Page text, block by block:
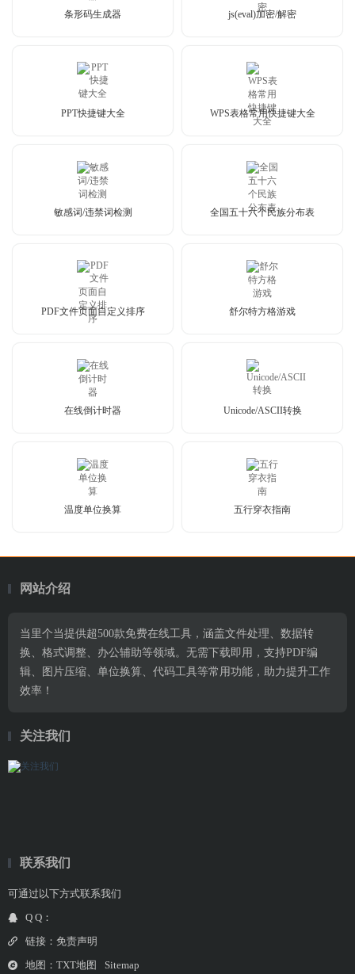
条形码生成器 js(eval)加密/解密
PPT快捷键大全 WPS表格常用快捷键大全
敏感词/违禁词检测 全国五十六个民族分布表
PDF文件页面自定义排序 舒尔特方格游戏
在线倒计时器 Unicode/ASCII转换
温度单位换算 五行穿衣指南
网站介绍
当里个当提供超500款免费在线工具，涵盖文件处理、数据转
换、格式调整、办公辅助等领域。无需下载即用，支持PDF编
辑、图片压缩、单位换算、代码工具等常用功能，助力提升工作
效率！
关注我们
联系我们
可通过以下方式联系我们
Q Q：
链接： 免责声明
地图： TXT地图 Sitemap